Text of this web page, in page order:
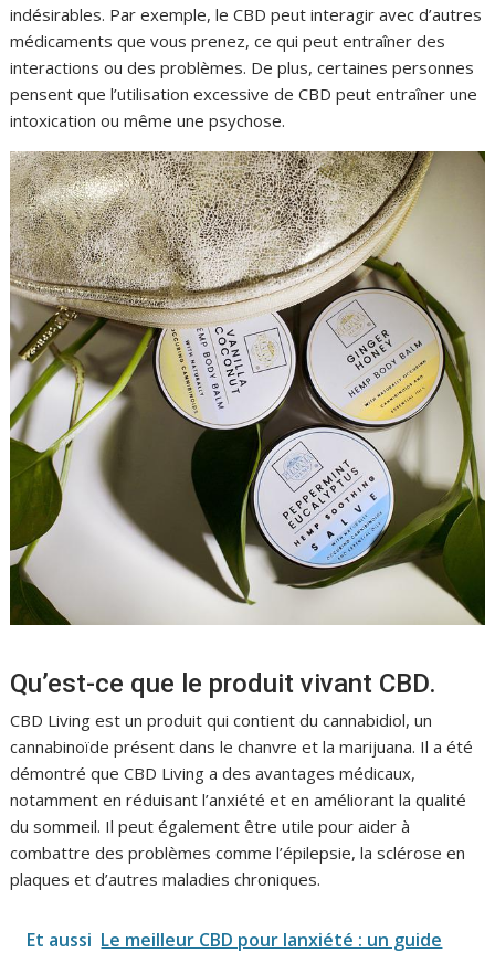
indésirables. Par exemple, le CBD peut interagir avec d’autres
médicaments que vous prenez, ce qui peut entraîner des
interactions ou des problèmes. De plus, certaines personnes
pensent que l’utilisation excessive de CBD peut entraîner une
intoxication ou même une psychose.
Qu’est-ce que le produit vivant CBD.
CBD Living est un produit qui contient du cannabidiol, un
cannabinoïde présent dans le chanvre et la marijuana. Il a été
démontré que CBD Living a des avantages médicaux,
notamment en réduisant l’anxiété et en améliorant la qualité
du sommeil. Il peut également être utile pour aider à
combattre des problèmes comme l’épilepsie, la sclérose en
plaques et d’autres maladies chroniques.
Et aussi Le meilleur CBD pour lanxiété : un guide